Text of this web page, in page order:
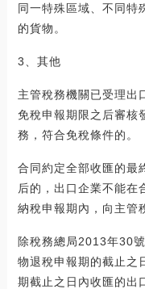
同一特殊區域、不同特
的貨物。
3、其他
主管稅務機關已受理出
免稅申報期限之后審核
務，符合免稅條件的。
合同約定全部收匯的最
后的，出口企業不能在
納稅申報期內，向主管
除稅務總局2013年30
物退稅申報期的截止之
期截止之日內收匯的出